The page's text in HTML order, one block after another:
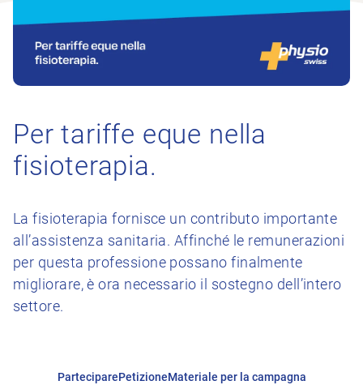
Per tariffe eque nella
fisioterapia.
La fisioterapia fornisce un contributo importante
all’assistenza sanitaria. Affinché le remunerazioni
per questa professione possano finalmente
migliorare, è ora necessario il sostegno dell’intero
settore.
ParteciparePetizioneMateriale per la campagna